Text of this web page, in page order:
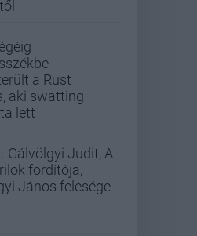
a Rust
aki swatting
lett
Gálvölgyi Judit, A
fordítója,
János felesége